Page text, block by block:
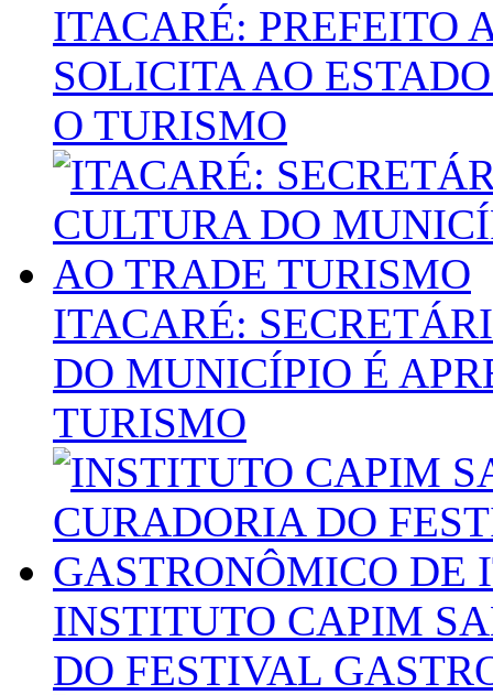
ITACARÉ: PREFEITO
SOLICITA AO
O TURISMO
ITACARÉ:
DO MUNICÍPIO É
TURISMO
INSTITUTO CAPIM
DO FESTIVAL